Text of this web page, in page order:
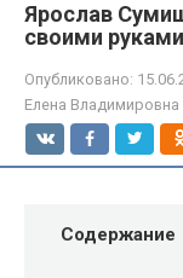
Ярослав
своими руками
Опубликовано:
Елена Владимировна
Содержание